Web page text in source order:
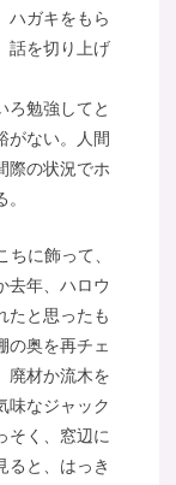
ハガキをもら
話を切り上げ
ろ勉強してと
がない。人間
際の状況でホ
に飾って、
去年、ハロウ
たと思ったも
の奥を再チェ
廃材か流木を
味なジャック
そく、窓辺に
ると、はっき